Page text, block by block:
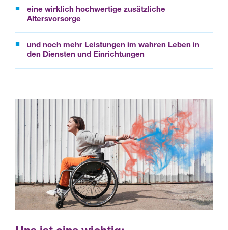
eine wirklich hochwertige zusätzliche
Altersvorsorge
und noch mehr Leistungen im wahren Leben in
den Diensten und Einrichtungen